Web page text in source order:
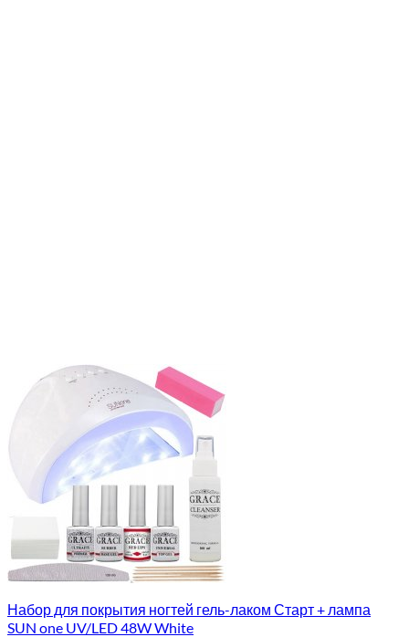
Набор для покрытия ногтей гель-лаком Старт + лампа
SUN one UV/LED 48W White